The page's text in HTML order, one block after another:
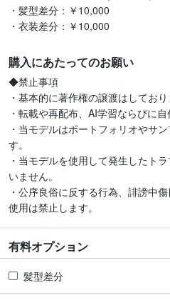
・髪型差分：￥10,000
・衣装差分：￥10,000
購入にあたってのお願い
◆禁止事項
・基本的に著作権の譲渡はしており
・転載や再配布、AI学習ならびに自
・当モデルはポートフォリオやサ
す。
・当モデルを使用して発生したト
いません。
・公序良俗に反する行為、誹謗中
使用は禁止します。
有料オプション
髪型差分